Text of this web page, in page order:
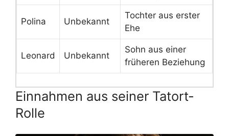
Polina Unbekannt
Tochter aus erster
Ehe
Leonard Unbekannt
Sohn aus einer
früheren Beziehung
Einnahmen aus seiner Tatort-
Rolle